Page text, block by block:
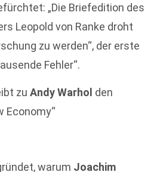
„Die Briefedition des
Leopold von Ranke droht
zu werden“, der erste
Fehler“.
zu Andy Warhol den
Economy“
warum Joachim